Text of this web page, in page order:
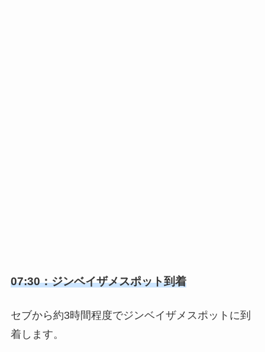
07:30：ジンベイザメスポット到着
セブから約3時間程度でジンベイザメスポットに到
着します。